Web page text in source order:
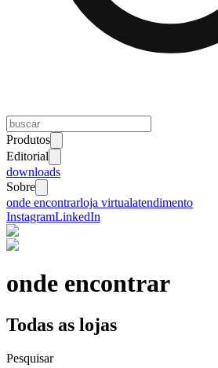
Produtos
Editorial
downloads
Sobre
onde encontrarloja virtualatendimento
InstagramLinkedIn
onde encontrar
Todas as lojas
Pesquisar